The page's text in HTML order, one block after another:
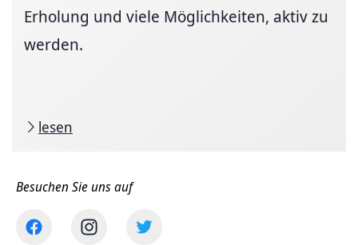
Erholung und viele Möglichkeiten, aktiv zu
werden.
lesen
Besuchen Sie uns auf